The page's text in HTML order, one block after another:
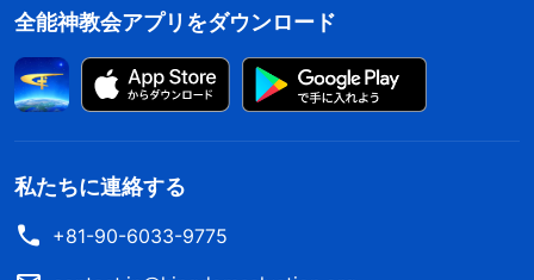
全能神教会アプリをダウンロード
私たちに連絡する
+81-90-6033-9775